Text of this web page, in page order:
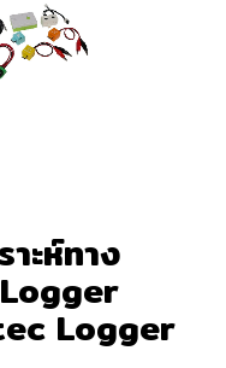
าะห์ทาง
Logger